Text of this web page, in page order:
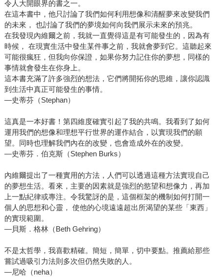
令人大開眼界的書之一。
在這本書中，他只討論了我們如何利用想像和清醒夢來改變我們
的未來， 也討論了我們的夢境如何向我們展示未來的預兆。
在我發現內維爾之前，我就一直覺得這是有可能發生的，因為有
時候， 在現實生活中發生某件事之前，我就會夢到它。這聽起來
可能很瘋狂，但我向你保證，如果你努力記住你的夢想，同樣的
事情就會發生在你身上。
這本書充滿了許多強烈的想法，它們將開拓你的思維，讓你認識
到生活中真正可能發生的事情。
—史蒂芬（Stephan）
這真是一本好書！第四維度確實引起了我的共鳴。我看到了如何
運用我們的想像和理想平行世界的運作結合，以實現我們的願
望。同時也理解我們內在的改變，也會造成外在的改變。
—史蒂芬．伯克斯（Stephen Burks）
內維爾提出了一種實用的方法，人們可以透過這種方法實現自己
的夢想生活。看來，主要的因素就是強烈的慾望和想像力，再加
上一點紀律或專注。令我驚訝的是，這個框架的機制如何打開一
個人的思想和心靈， 使他的心境遠遠超出所渴望的某些「東西」
的實現範圍。
—貝斯．格林（Beth Gehring）
不是太哲學，我喜歡精確。簡短，簡單，切中要點。推薦給那些
嘗試過吸引力法則多次但仍然失敗的人。
—尼哈（neha）